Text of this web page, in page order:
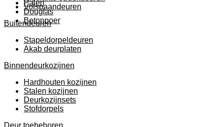
Palen
Douglas
Betonpoer
Volspaandeuren
Buitendeuren
Stapeldorpeldeuren
Akab deurplaten
Binnendeurkozijnen
Hardhouten kozijnen
Stalen kozijnen
Deurkozijnsets
Stofdorpels
Deur toebehoren